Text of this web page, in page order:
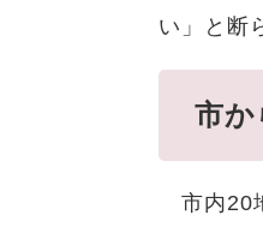
い」と断
市か
市内20